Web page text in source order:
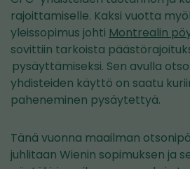
rajoittamiselle. Kaksi vuotta
yleissopimus johti Montrealin
sovittiin tarkoista
pysäyttämiseksi. Sen avulla
yhdisteiden käyttö on saatu
paheneminen pysäytettyä.
Tänä vuonna maailman
juhlitaan Wienin sopimuksen ja